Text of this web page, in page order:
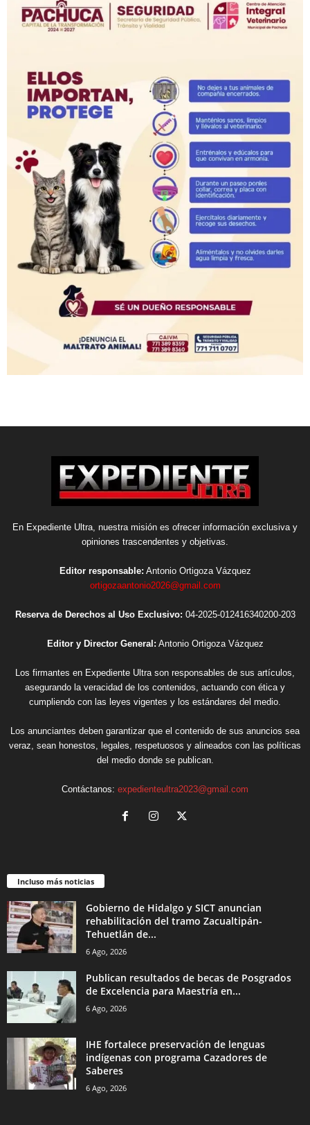
En Expediente Ultra, nuestra misión es ofrecer información exclusiva y
opiniones trascendentes y objetivas.
Editor responsable: Antonio Ortigoza Vázquez
ortigozaantonio2026@gmail.com
Reserva de Derechos al Uso Exclusivo: 04-2025-012416340200-203
Editor y Director General: Antonio Ortigoza Vázquez
Los firmantes en Expediente Ultra son responsables de sus artículos,
asegurando la veracidad de los contenidos, actuando con ética y
cumpliendo con las leyes vigentes y los estándares del medio.
Los anunciantes deben garantizar que el contenido de sus anuncios sea
veraz, sean honestos, legales, respetuosos y alineados con las políticas
del medio donde se publican.
Contáctanos: expedienteultra2023@gmail.com
Incluso más noticias
Gobierno de Hidalgo y SICT anuncian
rehabilitación del tramo Zacualtipán-
Tehuetlán de...
6 Ago, 2026
Publican resultados de becas de Posgrados
de Excelencia para Maestría en...
6 Ago, 2026
IHE fortalece preservación de lenguas
indígenas con programa Cazadores de
Saberes
6 Ago, 2026